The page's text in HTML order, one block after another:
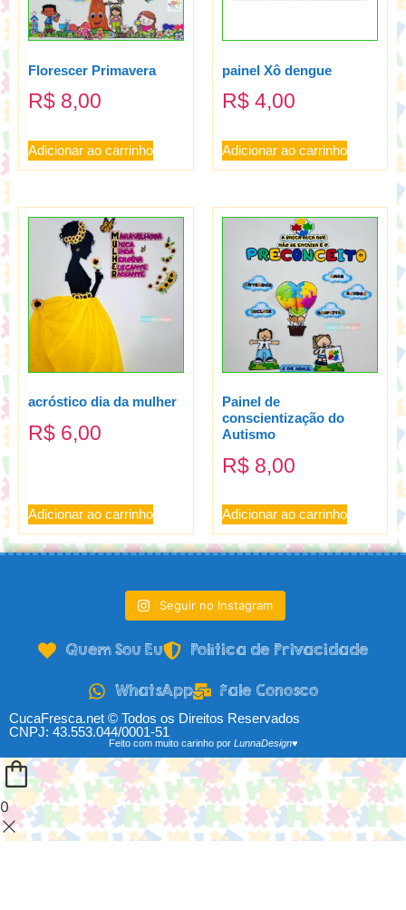
Florescer Primavera
R$ 8,00
Adicionar ao carrinho
painel Xô dengue
R$ 4,00
Adicionar ao carrinho
acróstico dia da mulher
R$ 6,00
Adicionar ao carrinho
Painel de
conscientização do
Autismo
R$ 8,00
Adicionar ao carrinho
Seguir no Instagram
Quem Sou Eu Política de Privacidade
WhatsApp Fale Conosco
CucaFresca.net © Todos os Direitos Reservados
CNPJ: 43.553.044/0001-51
Feito com muito carinho por LunnaDesign♥
0